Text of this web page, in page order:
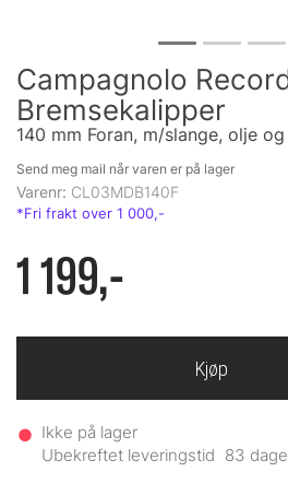
Campagnolo
Bremsekalipper
140 mm Foran, m/slange, olje
Varenr: CL03MDB140F
1 199,-
Ikke på lager
Ubekreftet leveringstid 83
Kjøp
Send meg mail når varen er på lager